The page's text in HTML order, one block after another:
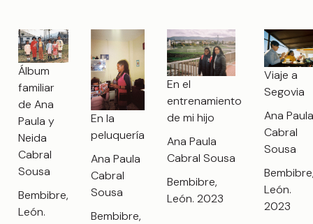
Álbum
familiar
de Ana
Paula y
Neida
Cabral
Sousa
Bembibre,
León.
En la
peluquería
Ana Paula
Cabral
Sousa
Bembibre,
En el
entrenamiento
de mi hijo
Ana Paula
Cabral Sousa
Bembibre,
León. 2023
Viaje a
Segovia
Ana Paula
Cabral
Sousa
León.
2023